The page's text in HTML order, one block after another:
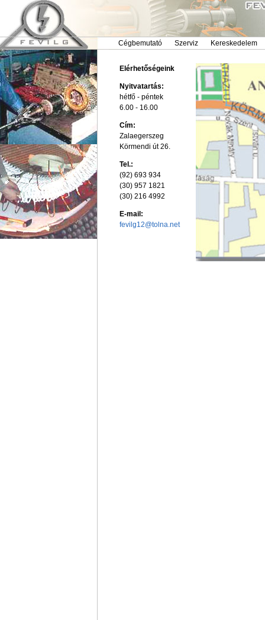
Cégbemutató Szerviz Kereskedelem
Elérhetőségeink
Nyitvatartás:
hétfő - péntek
6.00 - 16.00
Cím:
Zalaegerszeg
Körmendi út 26.
Tel.:
(92) 693 934
(30) 957 1821
(30) 216 4992
E-mail:
fevilg12@tolna.net